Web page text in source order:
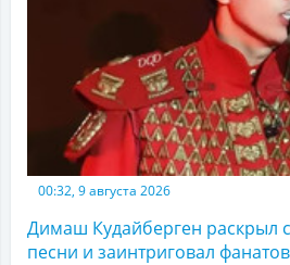
00:32, 9 августа 2026
Димаш Кудайберген раскрыл
песни и заинтриговал фанатов